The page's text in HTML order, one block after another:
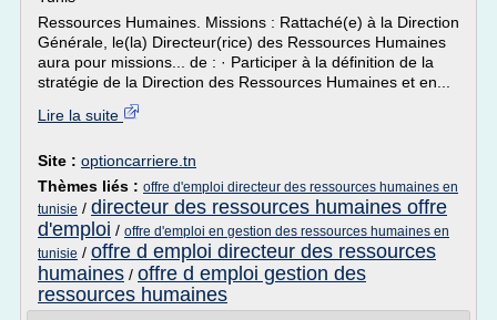
Ressources Humaines. Missions : Rattaché(e) à la Direction
Générale, le(la) Directeur(rice) des Ressources Humaines
aura pour missions... de : · Participer à la définition de la
stratégie de la Direction des Ressources Humaines et en...
Lire la suite
Site : optioncarriere.tn
Thèmes liés : offre d'emploi directeur des ressources humaines en
tunisie / directeur des ressources humaines offre
d'emploi / offre d'emploi en gestion des ressources humaines en
tunisie / offre d emploi directeur des ressources
humaines / offre d emploi gestion des
ressources humaines